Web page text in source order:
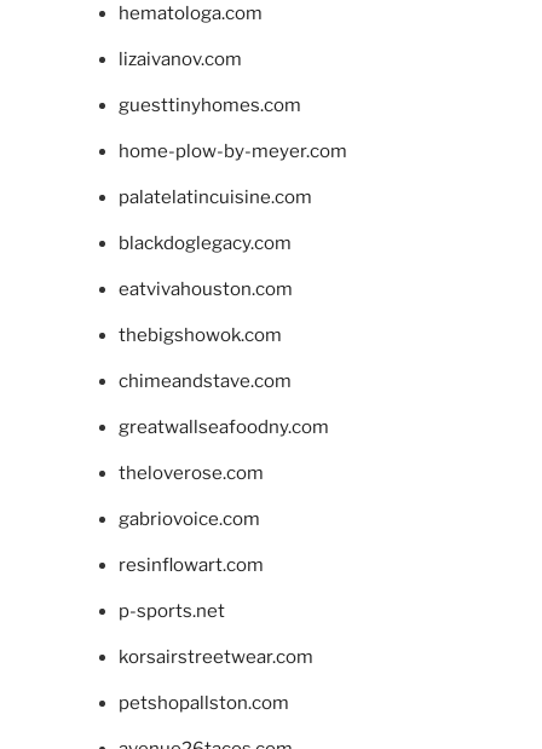
hematologa.com
lizaivanov.com
guesttinyhomes.com
home-plow-by-meyer.com
palatelatincuisine.com
blackdoglegacy.com
eatvivahouston.com
thebigshowok.com
chimeandstave.com
greatwallseafoodny.com
theloverose.com
gabriovoice.com
resinflowart.com
p-sports.net
korsairstreetwear.com
petshopallston.com